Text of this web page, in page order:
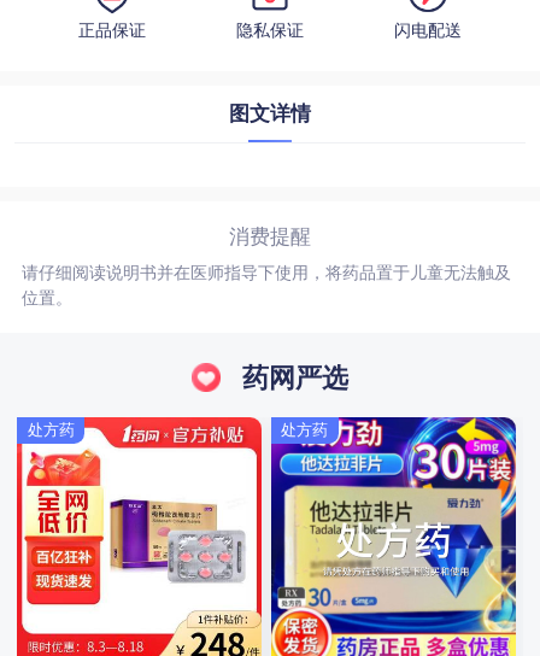
正品保证 隐私保证 闪电配送
图文详情
消费提醒
请仔细阅读说明书并在医师指导下使用，将药品置于儿童无法触及
位置。
药网严选
处方药 处方药